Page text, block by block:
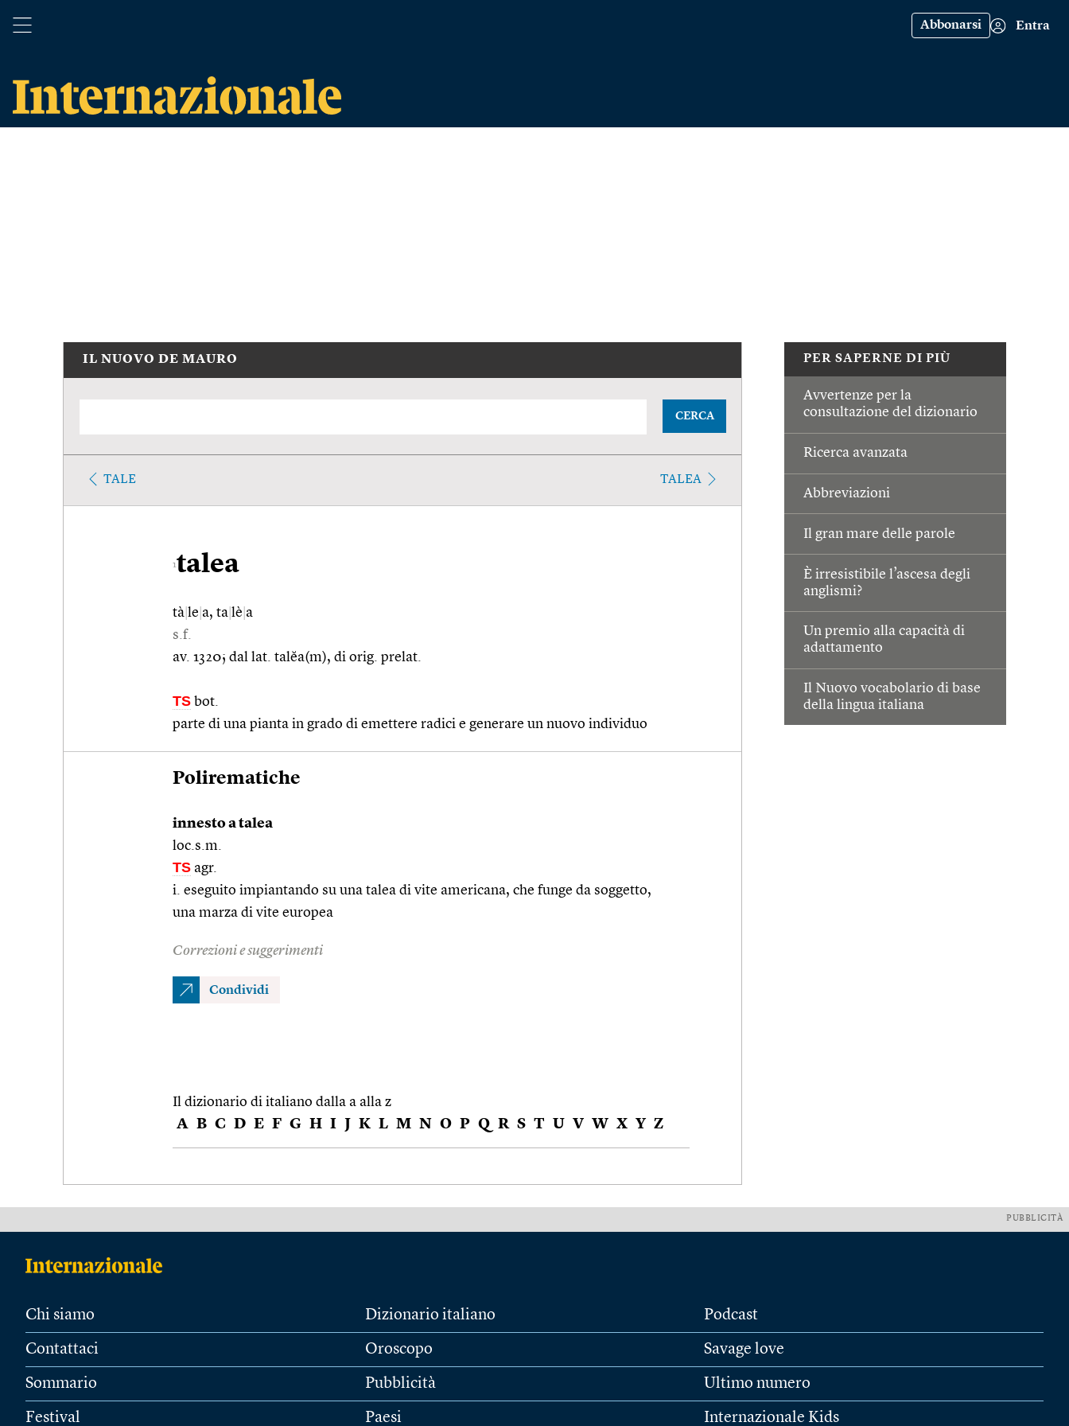
Abbonarsi Entra
PER SAPERNE DI PIÙ
Avvertenze per la
consultazione del dizionario
Ricerca avanzata
Abbreviazioni
Il gran mare delle parole
È irresistibile l’ascesa degli
anglismi?
Un premio alla capacità di
adattamento
Il Nuovo vocabolario di base
della lingua italiana
IL NUOVO DE MAURO
CERCA
TALE TALEA
1talea
tà le a, ta lè a
s.f.
av. 1320; dal lat. talĕa(m), di orig. prelat.
TS bot.
parte di una pianta in grado di emettere radici e generare un nuovo individuo
Polirematiche
innesto a talea
loc.s.m.
TS agr.
i. eseguito impiantando su una talea di vite americana, che funge da soggetto,
una marza di vite europea
Correzioni e suggerimenti
Condividi
Il dizionario di italiano dalla a alla z
A B C D E F G H I J K L M N O P Q R S T U V W X Y Z
PUBBLICITÀ
Chi siamo
Contattaci
Sommario
Festival
Dizionario italiano
Oroscopo
Pubblicità
Paesi
Podcast
Savage love
Ultimo numero
Internazionale Kids